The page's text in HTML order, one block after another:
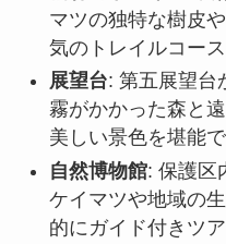
ケイマツや地域の
的にガイド付きツ
って学びの場とな
野生動物保護区 : こ
が保護されており
を目にすることが